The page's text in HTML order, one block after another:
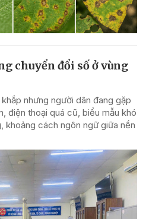
chuyển đổi số ở vùng
nhưng người dân đang gặp
điện thoại quá cũ, biểu mẫu khó
khoảng cách ngôn ngữ giữa nền